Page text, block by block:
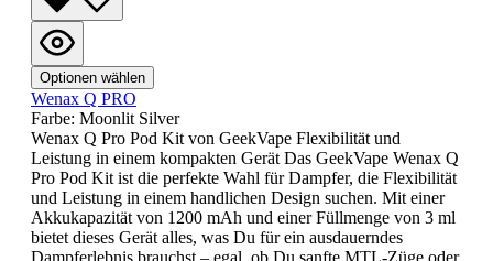
Optionen wählen
Wenax Q PRO
Farbe: Moonlit Silver
Wenax Q Pro Pod Kit von GeekVape Flexibilität und
Leistung in einem kompakten Gerät Das GeekVape Wenax Q
Pro Pod Kit ist die perfekte Wahl für Dampfer, die Flexibilität
und Leistung in einem handlichen Design suchen. Mit einer
Akkukapazität von 1200 mAh und einer Füllmenge von 3 ml
bietet dieses Gerät alles, was Du für ein ausdauerndes